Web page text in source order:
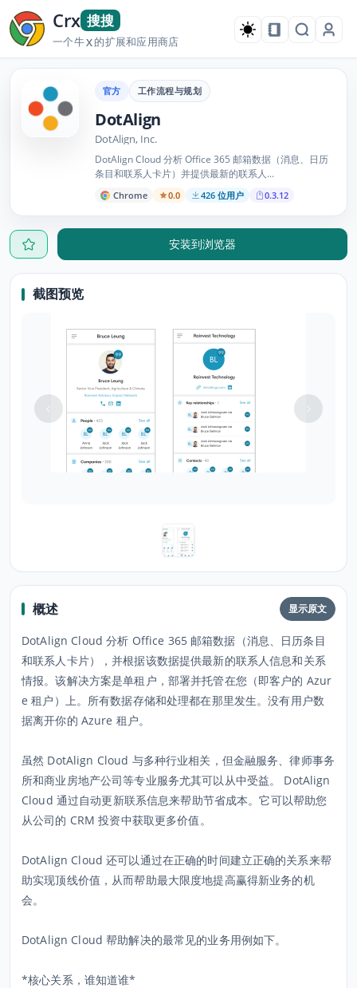
Crx 搜搜
一个牛X的扩展和应用商店
官方 工作流程与规划
DotAlign
DotAlign, Inc.
DotAlign Cloud 分析 Office 365 邮箱数据（消息、日历
条目和联系人卡片）并提供最新的联系人...
Chrome 0.0 426 位用户 0.3.12
安装到浏览器
截图预览
概述 显示原文
DotAlign Cloud 分析 Office 365 邮箱数据（消息、日历条目
和联系人卡片），并根据该数据提供最新的联系人信息和关系
情报。该解决方案是单租户，部署并托管在您（即客户的 Azur
e 租户）上。所有数据存储和处理都在那里发生。没有用户数
据离开你的 Azure 租户。
虽然 DotAlign Cloud 与多种行业相关，但金融服务、律师事务
所和商业房地产公司等专业服务尤其可以从中受益。 DotAlign
Cloud 通过自动更新联系信息来帮助节省成本。它可以帮助您
从公司的 CRM 投资中获取更多价值。
DotAlign Cloud 还可以通过在正确的时间建立正确的关系来帮
助实现顶线价值，从而帮助最大限度地提高赢得新业务的机
会。
DotAlign Cloud 帮助解决的最常见的业务用例如下。
*核心关系，谁知道谁*